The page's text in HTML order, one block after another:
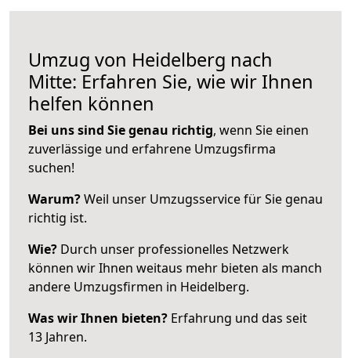
Umzug von Heidelberg nach
Mitte: Erfahren Sie, wie wir Ihnen
helfen können
Bei uns sind Sie genau richtig, wenn Sie einen
zuverlässige und erfahrene Umzugsfirma
suchen!
Warum?Weil unser Umzugsservice für Sie genau
richtig ist.
Wie? Durch unser professionelles Netzwerk
können wir Ihnen weitaus mehr bieten als manch
andere Umzugsfirmen in Heidelberg.
Was wir Ihnen bieten? Erfahrung und das seit
13 Jahren.